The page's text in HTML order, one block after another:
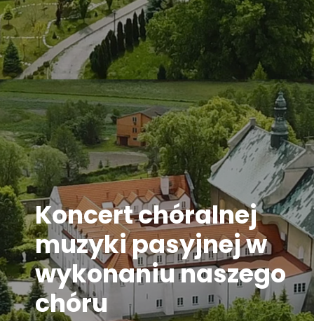
Fundacja
Konkurs organowy
LAOM
Klasztor
1,5%
Kontakt
Koncert chóralnej
muzyki pasyjnej w
wykonaniu naszego
chóru